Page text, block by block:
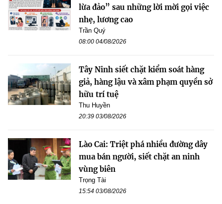
lừa đảo” sau những lời mời gọi việc
nhẹ, lương cao
Trần Quý
08:00 04/08/2026
Tây Ninh siết chặt kiểm soát hàng
giả, hàng lậu và xâm phạm quyền sở
hữu trí tuệ
Thu Huyền
20:39 03/08/2026
Lào Cai: Triệt phá nhiều đường dây
mua bán người, siết chặt an ninh
vùng biên
Trọng Tài
15:54 03/08/2026